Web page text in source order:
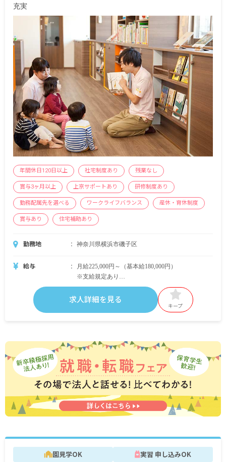
充実
年間休日120日以上 社宅制度あり 残業なし
賞与3ヶ月以上 上京サポートあり 研修制度あり
勤務配属先を選べる ワークライフバランス 産休・育休制度
賞与あり 住宅補助あり
勤務地 神奈川県横浜市磯子区
給与
月給225,000円～（基本給180,000円）
※支給規定あり
※処遇改善は別途加算となる場合あり
昇給年1回（本人評価、会社業績により支給）
場合、上限216,000円）
求人詳細を見る
キープ
園見学OK 実習 申し込みOK